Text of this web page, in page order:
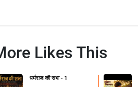
Likes This
धर्मराज की सभा - 1